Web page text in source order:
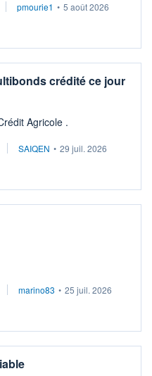
pmourie1 • 5 août 2026
crédité ce jour
Agricole .
SAIQEN • 29 juil. 2026
marino83 • 25 juil. 2026